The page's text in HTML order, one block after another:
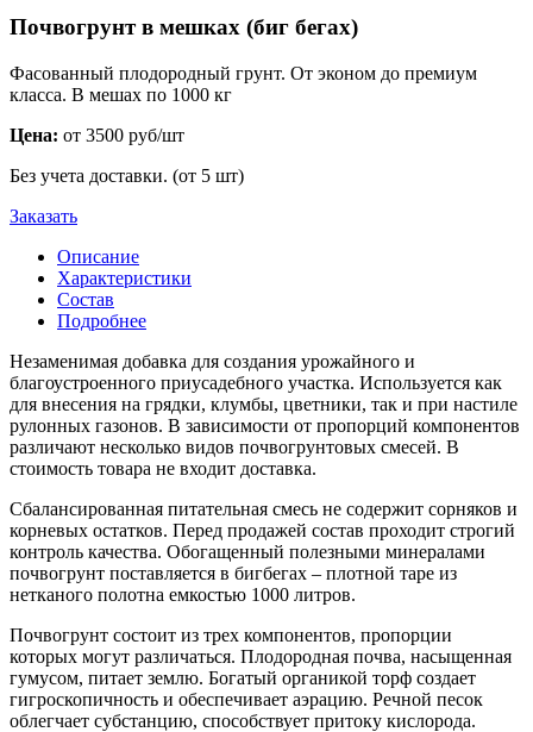
Почвогрунт в мешках (биг бегах)
Фасованный плодородный грунт. От эконом до премиум
класса. В мешах по 1000 кг
Цена: от 3500 руб/шт
Без учета доставки. (от 5 шт)
Заказать
Описание
Характеристики
Состав
Подробнее
Незаменимая добавка для создания урожайного и
благоустроенного приусадебного участка. Используется как
для внесения на грядки, клумбы, цветники, так и при настиле
рулонных газонов. В зависимости от пропорций компонентов
различают несколько видов почвогрунтовых смесей. В
стоимость товара не входит доставка.
Сбалансированная питательная смесь не содержит сорняков и
корневых остатков. Перед продажей состав проходит строгий
контроль качества. Обогащенный полезными минералами
почвогрунт поставляется в бигбегах – плотной таре из
нетканого полотна емкостью 1000 литров.
Почвогрунт состоит из трех компонентов, пропорции
которых могут различаться. Плодородная почва, насыщенная
гумусом, питает землю. Богатый органикой торф создает
гигроскопичность и обеспечивает аэрацию. Речной песок
облегчает субстанцию, способствует притоку кислорода.